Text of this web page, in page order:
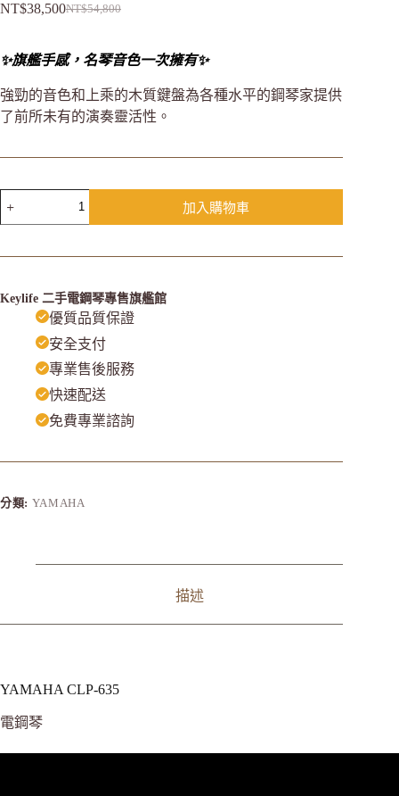
NT$54,800
NT$38,500
✨旗艦手感，名琴音色一次擁有✨
強勁的音色和上乘的木質鍵盤為各種水平的鋼琴家提供
了前所未有的演奏靈活性。
加入購物車
Keylife 二手電鋼琴專售旗艦館
優質品質保證
安全支付
專業售後服務
快速配送
免費專業諮詢
分類: YAMAHA
描述
YAMAHA CLP-635
電鋼琴